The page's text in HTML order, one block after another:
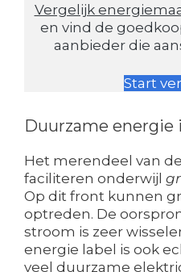
Vergelijk
en vind de
aanbieder die
Start
Duurzame energie
Het merendeel van
faciliteren onderwijl
Op dit front kunnen
optreden. De
stroom is zeer
energie label is ook
veel duurzame